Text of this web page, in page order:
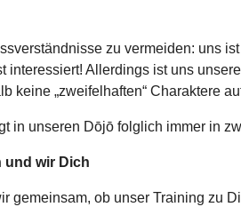
zu vermeiden: uns
interessiert! Allerdings ist uns
keine „zweifelhaften“ Charaktere
in unseren Dōjō folglich immer in
und wir Dich
gemeinsam, ob unser Training zu